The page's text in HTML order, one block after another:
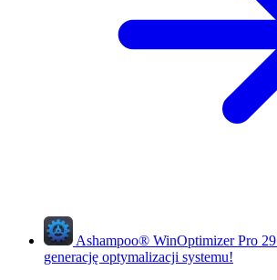
Ashampoo® WinOptimizer Pro 29
generację optymalizacji systemu!